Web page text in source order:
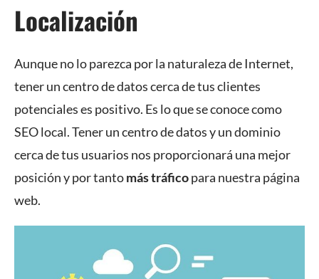
Localización
Aunque no lo parezca por la naturaleza de Internet,
tener un centro de datos cerca de tus clientes
potenciales es positivo. Es lo que se conoce como
SEO local. Tener un centro de datos y un dominio
cerca de tus usuarios nos proporcionará una mejor
posición y por tantomás tráficopara nuestra página
web.